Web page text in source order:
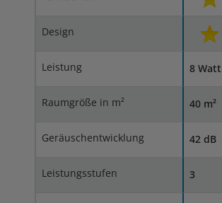
Design
Leistung 8 Watt
Raumgröße in m² 40 m²
Geräuschentwicklung 42 dB
Leistungsstufen 3